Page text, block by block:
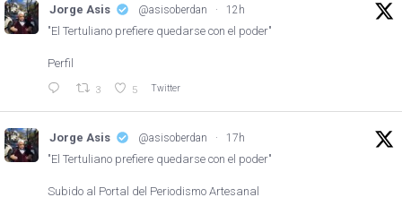
Jorge Asis @asisoberdan · 12h
"El Tertuliano prefiere quedarse con el poder"
Perfil
3 5 Twitter
Jorge Asis @asisoberdan · 17h
"El Tertuliano prefiere quedarse con el poder"
Subido al Portal del Periodismo Artesanal